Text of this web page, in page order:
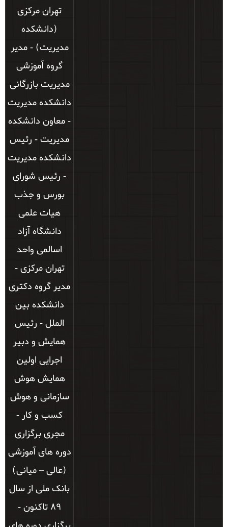
تهران مرکزی
(دانشکده
مدیریت) - مدیر
گروه آموزشی
مدیریت بازرگانی
دانشکده مدیریت
- معاون دانشکده
مدیریت - رئیس
دانشکده مدیریت
- رئیس شورای
بورس و جذب
هیات علمی
دانشگاه آزاد
اسالمی واحد
تهران مرکزی -
مدیر گروه دکتری
دانشکده بین
الملل - رئیس
همایش و دبیر
اجرایی اولین
همایش هوش
سازمانی و هوش
کسب و کار -
مجری برگزاری
دوره های آموزشی
(عالی – میانی)
بانک ملی از سال
89 تاکنون -